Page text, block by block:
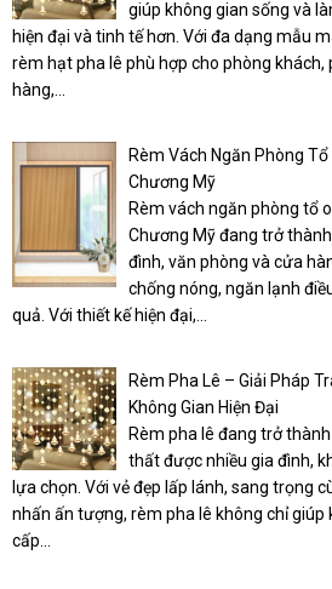
giúp không gian sống và
hiện đại và tinh tế hơn. Với đa dạng mẫu
rèm hạt pha lê phù hợp cho phòng khách,
hàng,...
Rèm Vách Ngăn Phòng
Chương Mỹ
Rèm vách ngăn phòng tổ
Chương Mỹ đang trở
đình, văn phòng và cửa
chống nóng, ngăn lạnh
quả. Với thiết kế hiện đại,...
Rèm Pha Lê – Giải Pháp
Không Gian Hiện Đại
Rèm pha lê đang trở
thất được nhiều gia đình,
lựa chọn. Với vẻ đẹp lấp lánh, sang trọng
nhấn ấn tượng, rèm pha lê không chỉ giúp
cấp...